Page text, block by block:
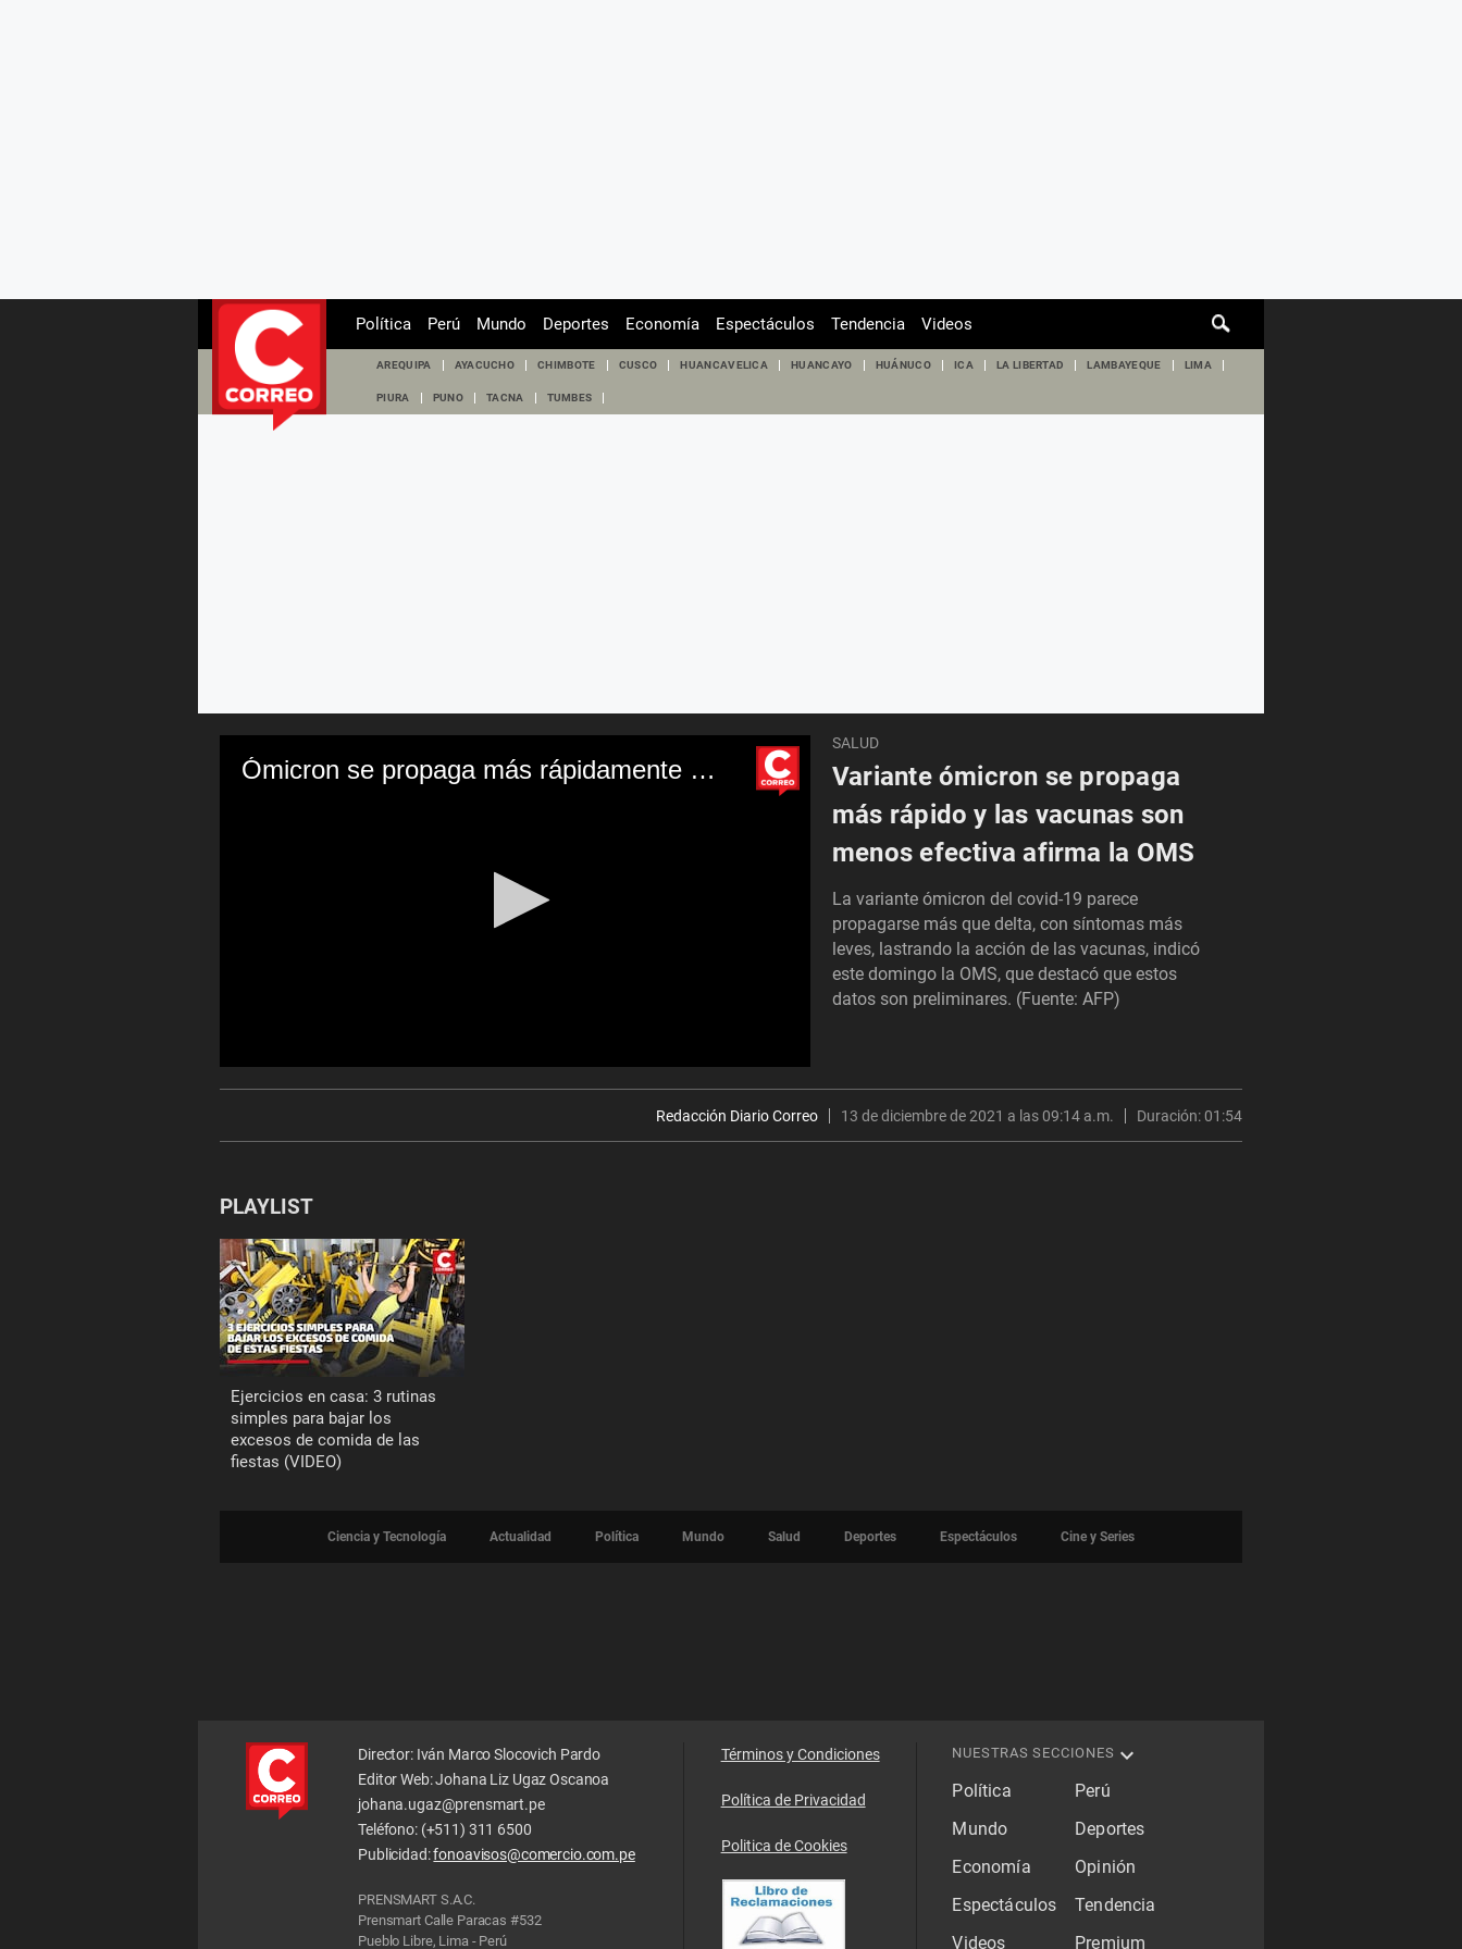
de
Política Perú Mundo Deportes Economía Espectáculos Tendencia Videos
AREQUIPA AYACUCHO CHIMBOTE CUSCO HUANCAVELICA HUANCAYO HUÁNUCO ICA LA LIBERTAD LAMBAYEQUE LIMA
PIURA PUNO TACNA TUMBES
Ómicron se propaga más rápidamente y las vacunas son menos efectivas, dice OMS
seconds
secondsVolume
SALUD
Variante ómicron se propaga
más rápido y las vacunas son
menos efectiva afirma la OMS
La variante ómicron del covid-19 parece
propagarse más que delta, con síntomas más
leves, lastrando la acción de las vacunas, indicó
este domingo la OMS, que destacó que estos
datos son preliminares. (Fuente: AFP)
Redacción Diario Correo 13 de diciembre de 2021 a las 09:14 a.m. Duración:01:54
PLAYLIST
Ejercicios en casa: 3 rutinas
simples para bajar los
excesos de comida de las
fiestas (VIDEO)
Ciencia y Tecnología Actualidad Política Mundo Salud Deportes Espectáculos Cine y Series
Director: Iván Marco Slocovich Pardo
Editor Web: Johana Liz Ugaz Oscanoa
johana.ugaz@prensmart.pe
Teléfono: (+511) 311 6500
Publicidad:fonoavisos@comercio.com.pe
PRENSMART S.A.C.
Prensmart Calle Paracas #532
Pueblo Libre, Lima - Perú
Términos y Condiciones
Política de Privacidad
Politica de Cookies
NUESTRAS SECCIONES
Política
Perú
Mundo
Deportes
Economía
Opinión
Espectáculos
Tendencia
Videos
Premium